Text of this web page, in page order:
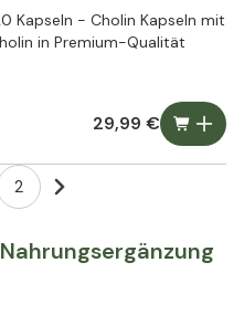
Kapseln - Cholin Kapseln mit
in Premium-Qualität
29,99 €
2